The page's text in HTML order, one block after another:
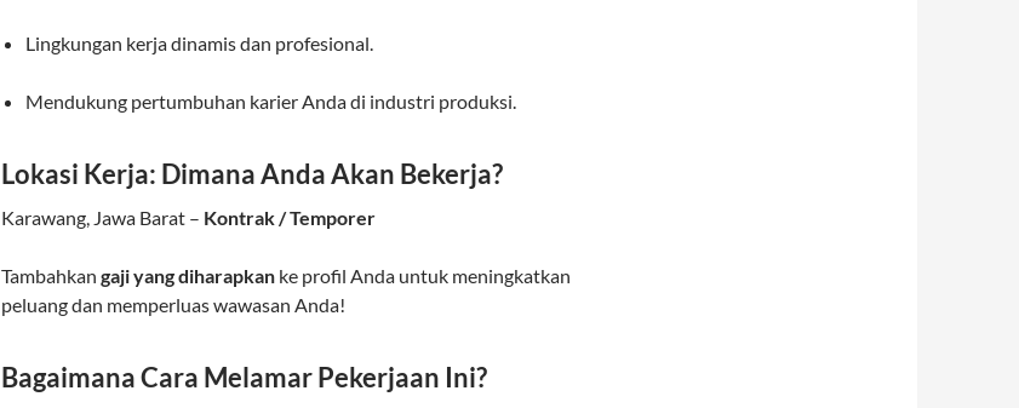
Lingkungan kerja dinamis dan profesional.
Mendukung pertumbuhan karier Anda di industri produksi.
Lokasi Kerja: Dimana Anda Akan Bekerja?
Karawang, Jawa Barat – Kontrak / Temporer
Tambahkan gaji yang diharapkan ke profil Anda untuk meningkatkan
peluang dan memperluas wawasan Anda!
Bagaimana Cara Melamar Pekerjaan Ini?